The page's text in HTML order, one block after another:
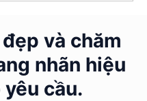
và chăm
nhãn hiệu
cầu.